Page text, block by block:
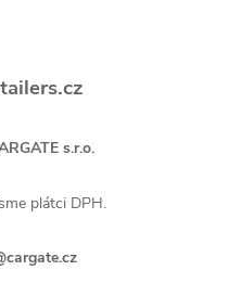
s.r.o.
plátci DPH.